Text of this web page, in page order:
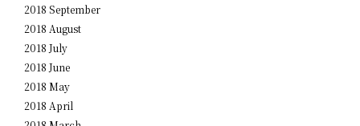
2018 September
2018 August
2018 July
2018 June
2018 May
2018 April